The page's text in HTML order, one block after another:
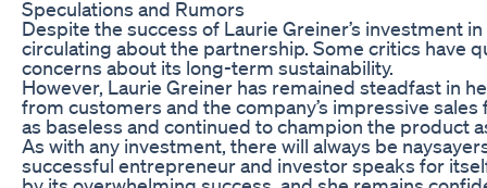
Speculations and Rumors
Despite the success of Laurie Greiner’s investment
circulating about the partnership. Some critics have
concerns about its long-term sustainability.
However, Laurie Greiner has remained steadfast in
from customers and the company’s impressive
as baseless and continued to champion the product
As with any investment, there will always be
successful entrepreneur and investor speaks for